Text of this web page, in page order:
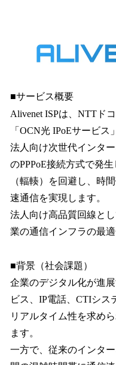
込
中
で
す
■サービス概要
Alivenet ISPは、NTTド
「OCN光 IPoEサービス
法人向け次世代インタ
のPPPoE接続方式で発
（輻輳）を回避し、時
速通信を実現します。
法人向け高品質回線と
業の通信インフラの最適
■背景（社会課題）
企業のデジタル化が進
ビス、IP電話、CTIシス
リアルタイム性を求め
ます。
一方で、従来のインタ